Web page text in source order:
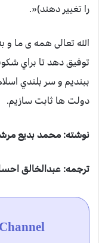
را تغيير دهند)«.
الله تعالی همه ی ما
توفيق دهد تا براي
ببنديم و سر بلندي
دولت ها ثابت سازيم.
نوشته: محمد بديع
ترجمه: عبدالخالق